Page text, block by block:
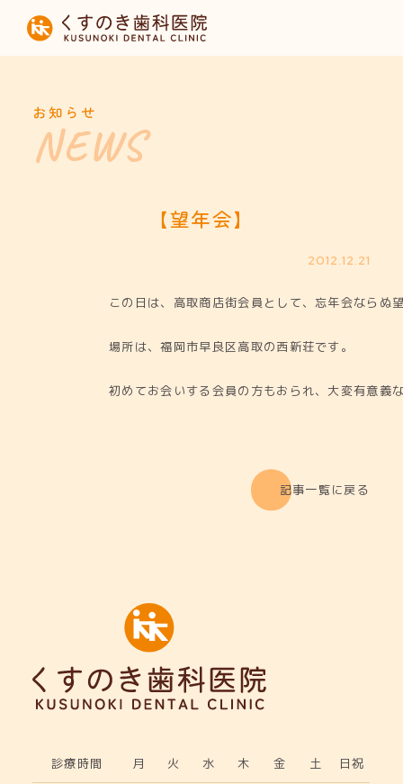
HOME
診療内容
お知らせ
【望年会】
2012.12.21
この日は、高取商店街会員として、忘年会ならぬ
場所は、福岡市早良区高取の西新荘です。
初めてお会いする会員の方もおられ、大変有意義
記事一覧に戻る
診療時間 月 火 水 木 金 土 日祝